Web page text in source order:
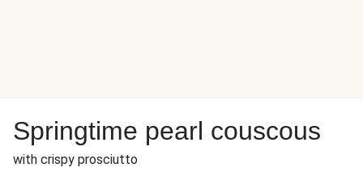
Springtime pearl couscous
with crispy prosciutto